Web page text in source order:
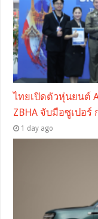
ไทยเปิดตัวหุ่นยนต์
ZBHA จับมือซูเปอร์
1 day ago